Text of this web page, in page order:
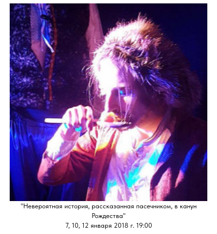
"Невероятная история, рассказанная пасечником, в канун
Рождества"
7, 10, 12 января 2018 г. 19:00